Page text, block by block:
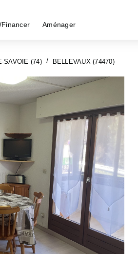
Financer Aménager
SAVOIE (74) BELLEVAUX (74470)